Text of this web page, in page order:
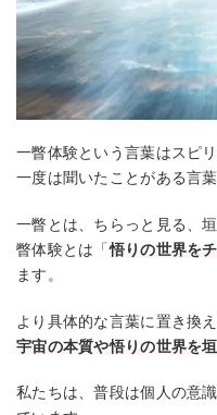
一瞥体験という言葉はスピ
一度は聞いたことがある言葉
一瞥とは、ちらっと見る、
瞥体験とは「悟りの世界を
ます。
より具体的な言葉に置き換
宇宙の本質や悟りの世界を
私たちは、普段は個人の意